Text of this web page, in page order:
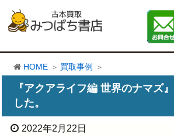
HOME 買取事例
『アクアライフ編 世界のナマズ
した。
2022年2月22日